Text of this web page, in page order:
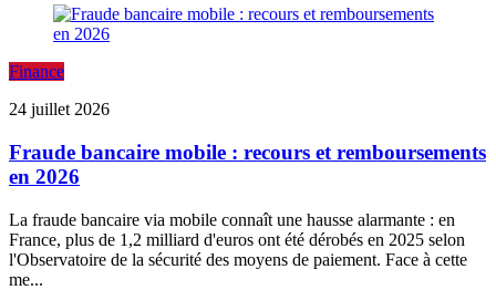
Finance
24 juillet 2026
Fraude bancaire mobile : recours et remboursements
en 2026
La fraude bancaire via mobile connaît une hausse alarmante : en
France, plus de 1,2 milliard d'euros ont été dérobés en 2025 selon
l'Observatoire de la sécurité des moyens de paiement. Face à cette
me...